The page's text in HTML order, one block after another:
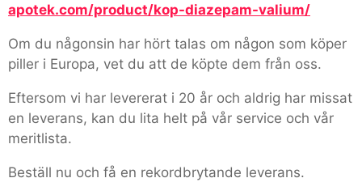
apotek.com/product/kop-diazepam-valium/
Om du någonsin har hört talas om någon som köper
piller i Europa, vet du att de köpte dem från oss.
Eftersom vi har levererat i 20 år och aldrig har missat
en leverans, kan du lita helt på vår service och vår
meritlista.
Beställ nu och få en rekordbrytande leverans.